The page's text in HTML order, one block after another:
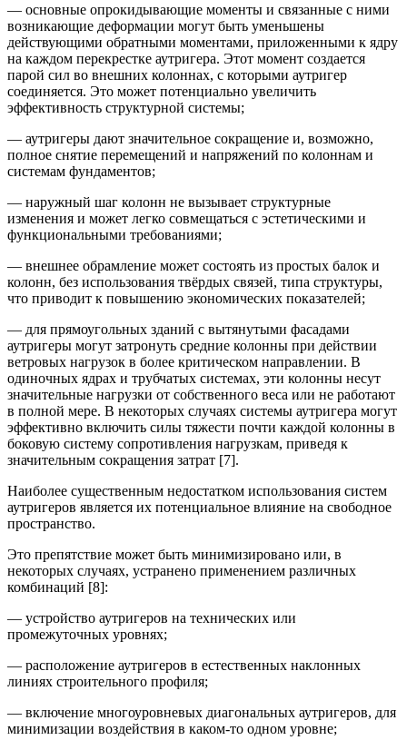
— основные опрокидывающие моменты и связанные с ними
возникающие деформации могут быть уменьшены
действующими обратными моментами, приложенными к ядру
на каждом перекрестке аутригера. Этот момент создается
парой сил во внешних колоннах, с которыми аутригер
соединяется. Это может потенциально увеличить
эффективность структурной системы;
— аутригеры дают значительное сокращение и, возможно,
полное снятие перемещений и напряжений по колоннам и
системам фундаментов;
— наружный шаг колонн не вызывает структурные
изменения и может легко совмещаться с эстетическими и
функциональными требованиями;
— внешнее обрамление может состоять из простых балок и
колонн, без использования твёрдых связей, типа структуры,
что приводит к повышению экономических показателей;
— для прямоугольных зданий с вытянутыми фасадами
аутригеры могут затронуть средние колонны при действии
ветровых нагрузок в более критическом направлении. В
одиночных ядрах и трубчатых системах, эти колонны несут
значительные нагрузки от собственного веса или не работают
в полной мере. В некоторых случаях системы аутригера могут
эффективно включить силы тяжести почти каждой колонны в
боковую систему сопротивления нагрузкам, приведя к
значительным сокращения затрат [7].
Наиболее существенным недостатком использования систем
аутригеров является их потенциальное влияние на свободное
пространство.
Это препятствие может быть минимизировано или, в
некоторых случаях, устранено применением различных
комбинаций [8]:
— устройство аутригеров на технических или
промежуточных уровнях;
— расположение аутригеров в естественных наклонных
линиях строительного профиля;
— включение многоуровневых диагональных аутригеров, для
минимизации воздействия в каком-то одном уровне;